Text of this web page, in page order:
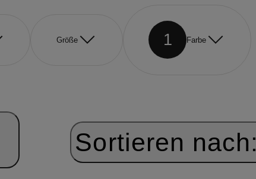
Größe 1 Farbe
Sortieren nach: